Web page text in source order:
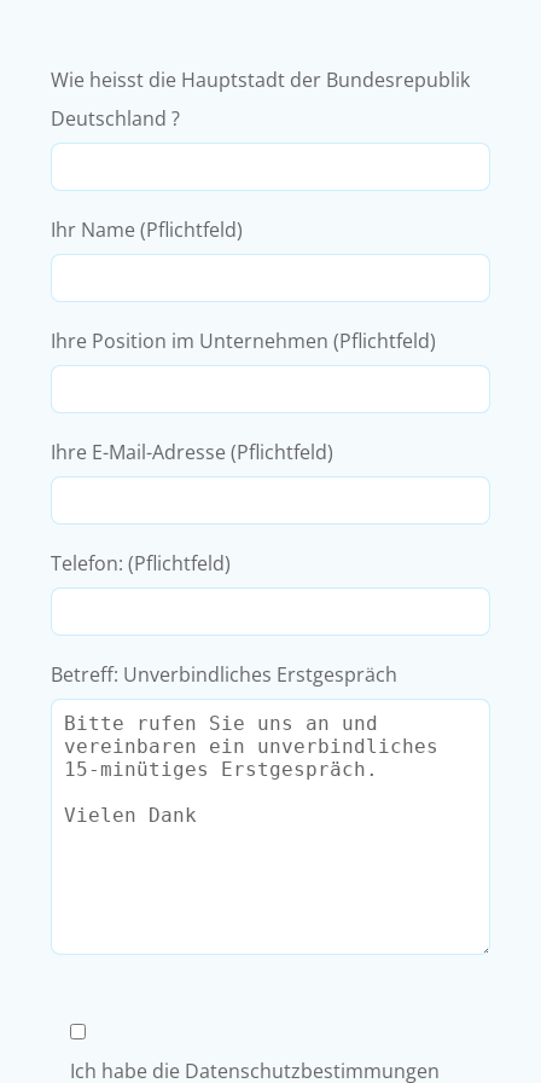
springen
Wie heisst die Hauptstadt der Bundesrepublik
Deutschland ?
Ihr Name (Pflichtfeld)
Ihre Position im Unternehmen (Pflichtfeld)
Ihre E-Mail-Adresse (Pflichtfeld)
Telefon: (Pflichtfeld)
Betreff: Unverbindliches Erstgespräch
Ich habe die Datenschutzbestimmungen